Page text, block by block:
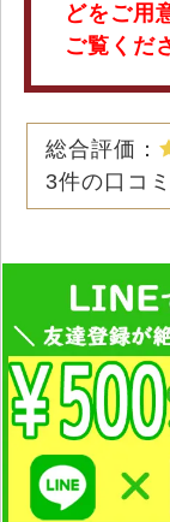
どをご用
ご覧くだ
総合評価：
3件の口コミ